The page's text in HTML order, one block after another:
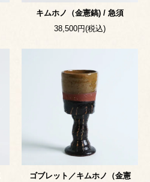
キムホノ（金憲鎬) / 急須
38,500円(税込)
ゴブレット／キムホノ（金憲